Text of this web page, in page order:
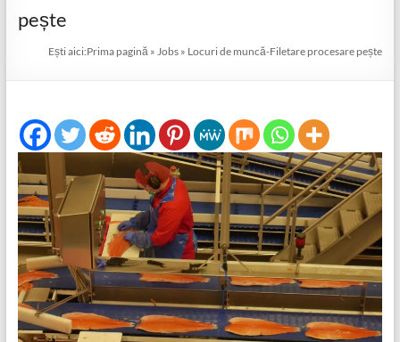
pește
Ești aici:Prima pagină »Jobs » Locuri de muncă-Filetare procesare pește